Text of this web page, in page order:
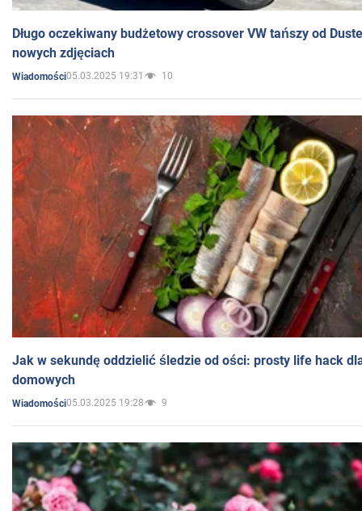
Długo oczekiwany budżetowy crossover VW tańszy od
nowych zdjęciach
Wiadomości05.03.2025 19:31 10
Jak w sekundę oddzielić śledzie od ości: prosty life hack
domowych
Wiadomości05.03.2025 19:28 9